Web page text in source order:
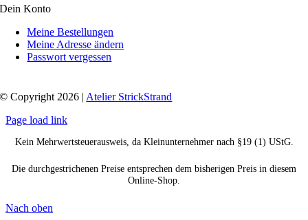
Dein Konto
Meine Bestellungen
Meine Adresse ändern
Passwort vergessen
© Copyright 2026 | Atelier StrickStrand
Page load link
Kein Mehrwertsteuerausweis, da Kleinunternehmer nach §19 (1) UStG.
Die durchgestrichenen Preise entsprechen dem bisherigen Preis in diesem
Online-Shop.
Nach oben